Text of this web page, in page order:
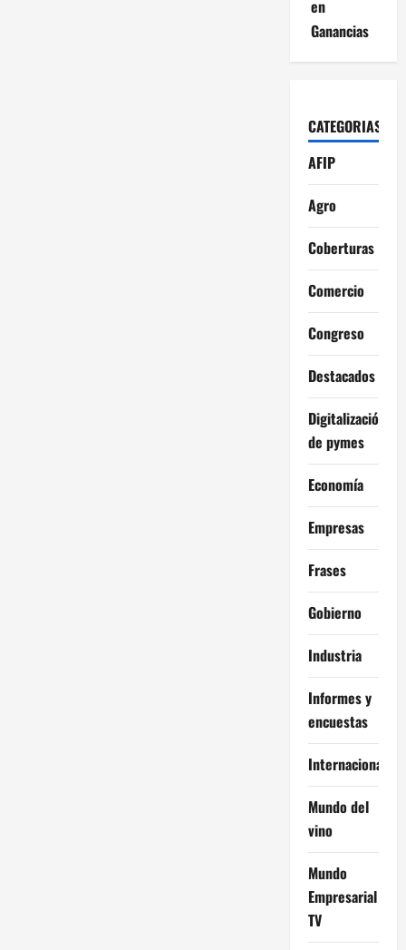
en
Ganancias
CATEGORIAS
AFIP
Agro
Coberturas
Comercio
Congreso
Destacados
Digitalización
de pymes
Economía
Empresas
Frases
Gobierno
Industria
Informes y
encuestas
Internacional
Mundo del
vino
Mundo
Empresarial
TV